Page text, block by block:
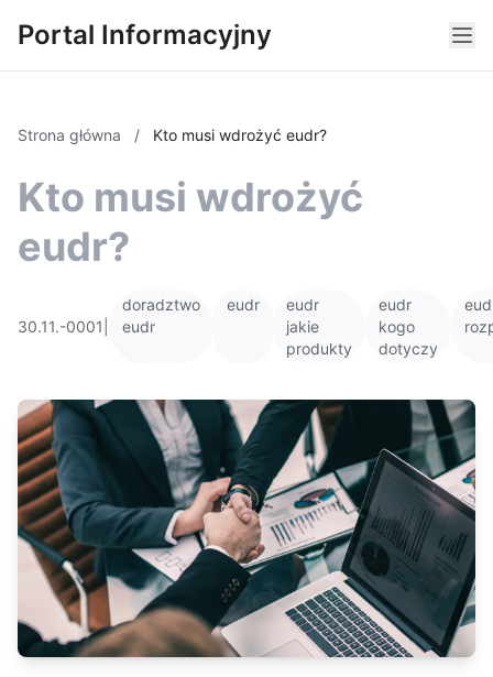
Portal Informacyjny
Strona główna / Kto musi wdrożyć eudr?
Kto musi wdrożyć
eudr?
30.11.-0001
doradztwo
eudr
eudr
eudr
jakie
produkty
eudr
kogo
dotyczy